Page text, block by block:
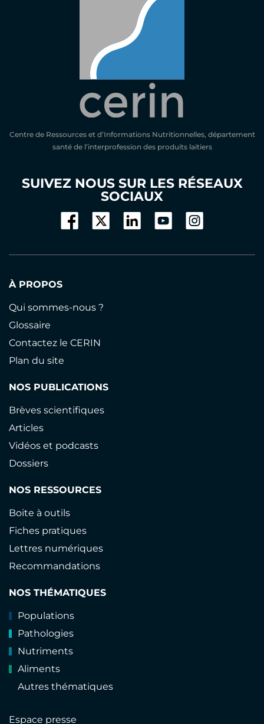
Centre de Ressources et d’Informations Nutritionnelles, département
santé de l’interprofession des produits laitiers
SUIVEZ NOUS SUR LES RÉSEAUX
SOCIAUX
À PROPOS
Qui sommes-nous ?
Glossaire
Contactez le CERIN
Plan du site
NOS PUBLICATIONS
Brèves scientifiques
Articles
Vidéos et podcasts
Dossiers
NOS RESSOURCES
Boite à outils
Fiches pratiques
Lettres numériques
Recommandations
NOS THÉMATIQUES
Populations
Pathologies
Nutriments
Aliments
Autres thématiques
Espace presse